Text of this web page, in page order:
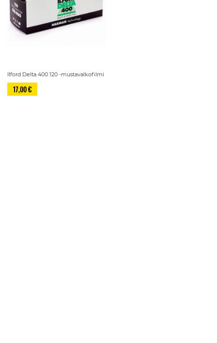
Ilford Delta 400 120 -mustavalkofilmi
17,00 €